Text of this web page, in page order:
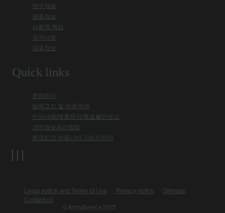
연구개발
제품정보
사회적 책임
공지사항
채용정보
Quick links
문의하기
법적고지 및 이용약관
이상사례/제품문의/품질불만보고
개인정보처리방침
링크드인 커뮤니티 가이드라인
Legal notice and Terms of Use Privacy notice
Sitemap
Contact us
© AstraZeneca 2025